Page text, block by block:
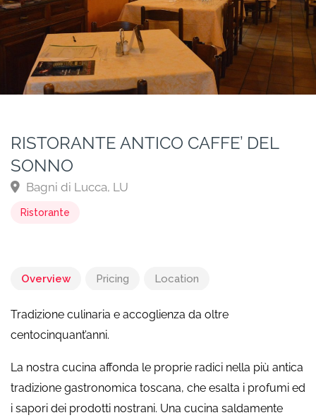
RISTORANTE ANTICO CAFFE’ DEL
SONNO
Bagni di Lucca, LU
Ristorante
Overview Pricing Location
Tradizione culinaria e accoglienza da oltre
centocinquant’anni.
La nostra cucina affonda le proprie radici nella più antica
tradizione gastronomica toscana, che esalta i profumi ed
i sapori dei prodotti nostrani. Una cucina saldamente